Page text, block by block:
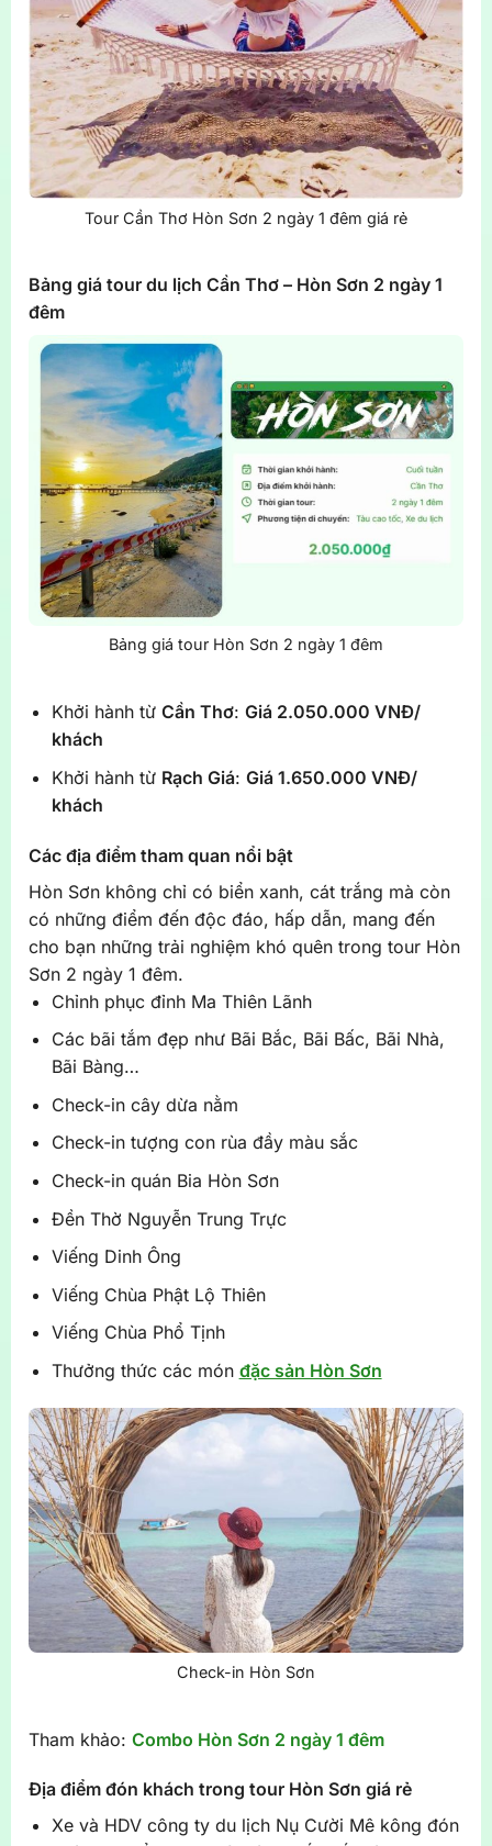
Tour Cần Thơ Hòn Sơn 2 ngày 1 đêm giá rẻ
Bảng giá tour du lịch Cần Thơ – Hòn Sơn 2 ngày 1
đêm
Bảng giá tour Hòn Sơn 2 ngày 1 đêm
Khởi hành từ Cần Thơ: Giá 2.050.000 VNĐ/
khách
Khởi hành từ Rạch Giá: Giá 1.650.000 VNĐ/
khách
Các địa điểm tham quan nổi bật
Hòn Sơn không chỉ có biển xanh, cát trắng mà còn
có những điểm đến độc đáo, hấp dẫn, mang đến
cho bạn những trải nghiệm khó quên trong tour Hòn
Sơn 2 ngày 1 đêm.
Chỉnh phục đỉnh Ma Thiên Lãnh
Các bãi tắm đẹp như Bãi Bắc, Bãi Bấc, Bãi Nhà,
Bãi Bàng…
Check-in cây dừa nằm
Check-in tượng con rùa đầy màu sắc
Check-in quán Bia Hòn Sơn
Đền Thờ Nguyễn Trung Trực
Viếng Dinh Ông
Viếng Chùa Phật Lộ Thiên
Viếng Chùa Phổ Tịnh
Thưởng thức các món đặc sản Hòn Sơn
Check-in Hòn Sơn
Tham khảo: Combo Hòn Sơn 2 ngày 1 đêm
Địa điểm đón khách trong tour Hòn Sơn giá rẻ
Xe và HDV công ty du lịch Nụ Cười Mê kông đón